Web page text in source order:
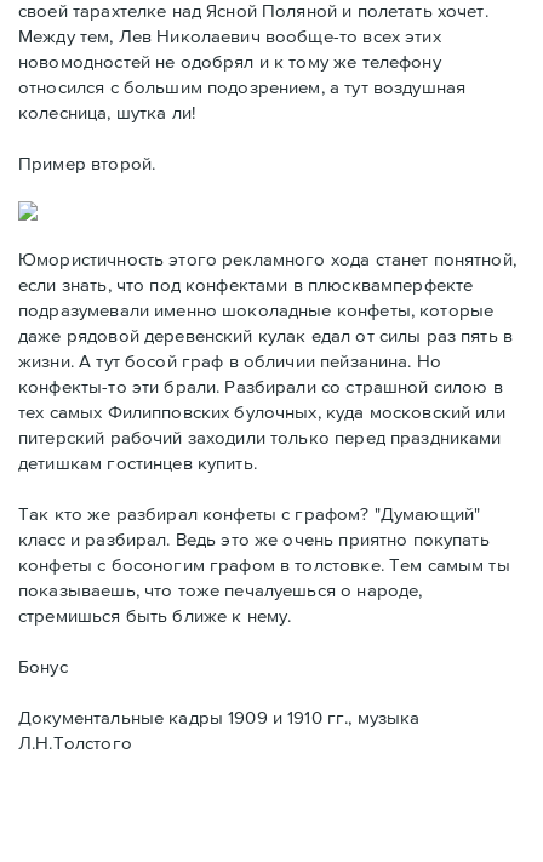
своей тарахтелке над Ясной Поляной и полетать хочет.
Между тем, Лев Николаевич вообще-то всех этих
новомодностей не одобрял и к тому же телефону
относился с большим подозрением, а тут воздушная
колесница, шутка ли!
Пример второй.
Юмористичность этого рекламного хода станет понятной,
если знать, что под конфектами в плюсквамперфекте
подразумевали именно шоколадные конфеты, которые
даже рядовой деревенский кулак едал от силы раз пять в
жизни. А тут босой граф в обличии пейзанина. Но
конфекты-то эти брали. Разбирали со страшной силою в
тех самых Филипповских булочных, куда московский или
питерский рабочий заходили только перед праздниками
детишкам гостинцев купить.
Так кто же разбирал конфеты с графом? "Думающий"
класс и разбирал. Ведь это же очень приятно покупать
конфеты с босоногим графом в толстовке. Тем самым ты
показываешь, что тоже печалуешься о народе,
стремишься быть ближе к нему.
Бонус
Документальные кадры 1909 и 1910 гг., музыка
Л.Н.Толстого